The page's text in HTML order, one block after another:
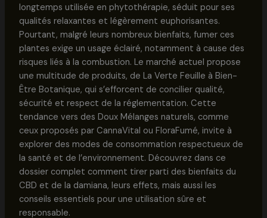
longtemps utilisée en phytothérapie, séduit pour ses
qualités relaxantes et légèrement euphorisantes.
Pourtant, malgré leurs nombreux bienfaits, fumer ces
plantes exige un usage éclairé, notamment à cause des
risques liés à la combustion. Le marché actuel propose
une multitude de produits, de La Verte Feuille à Bien-
Être Botanique, qui s’efforcent de concilier qualité,
sécurité et respect de la réglementation. Cette
tendance vers des Doux Mélanges naturels, comme
ceux proposés par CannaVital ou FloraFumé, invite à
explorer des modes de consommation respectueux de
la santé et de l’environnement. Découvrez dans ce
dossier complet comment tirer parti des bienfaits du
CBD et de la damiana, leurs effets, mais aussi les
conseils essentiels pour une utilisation sûre et
responsable.